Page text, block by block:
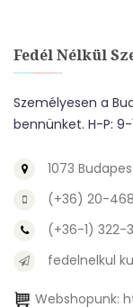
Fedél Nélkül
Személyesen a
bennünket. H-P: 9-
1073
(+36) 20-
(+36-1) 322-
fedelnelkul
Webshopunk: